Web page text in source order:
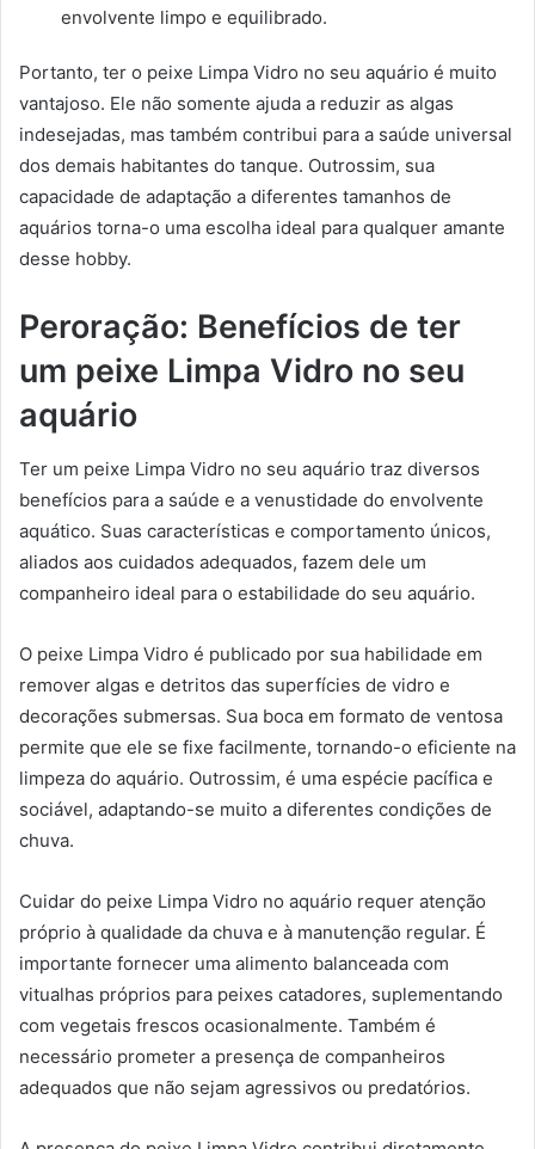
envolvente limpo e equilibrado.
Portanto, ter o peixe Limpa Vidro no seu aquário é muito
vantajoso. Ele não somente ajuda a reduzir as algas
indesejadas, mas também contribui para a saúde universal
dos demais habitantes do tanque. Outrossim, sua
capacidade de adaptação a diferentes tamanhos de
aquários torna-o uma escolha ideal para qualquer amante
desse hobby.
Peroração: Benefícios de ter
um peixe Limpa Vidro no seu
aquário
Ter um peixe Limpa Vidro no seu aquário traz diversos
benefícios para a saúde e a venustidade do envolvente
aquático. Suas características e comportamento únicos,
aliados aos cuidados adequados, fazem dele um
companheiro ideal para o estabilidade do seu aquário.
O peixe Limpa Vidro é publicado por sua habilidade em
remover algas e detritos das superfícies de vidro e
decorações submersas. Sua boca em formato de ventosa
permite que ele se fixe facilmente, tornando-o eficiente na
limpeza do aquário. Outrossim, é uma espécie pacífica e
sociável, adaptando-se muito a diferentes condições de
chuva.
Cuidar do peixe Limpa Vidro no aquário requer atenção
próprio à qualidade da chuva e à manutenção regular. É
importante fornecer uma alimento balanceada com
vitualhas próprios para peixes catadores, suplementando
com vegetais frescos ocasionalmente. Também é
necessário prometer a presença de companheiros
adequados que não sejam agressivos ou predatórios.